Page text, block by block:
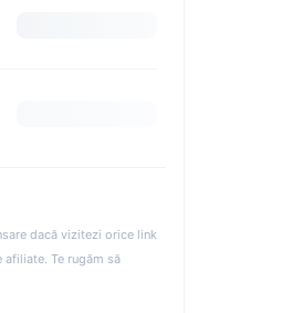
dacă vizitezi orice link
Te rugăm să